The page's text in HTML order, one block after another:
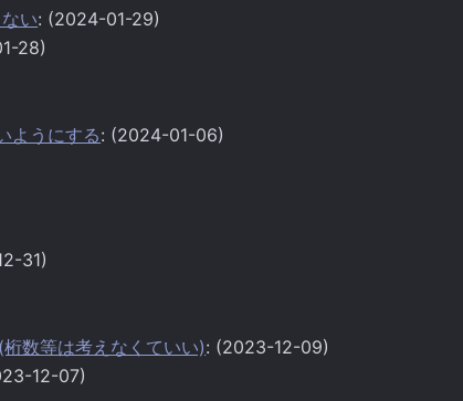
い: (2024-01-29)
28)
ようにする: (2024-01-06)
31)
数等は考えなくていい): (2023-12-09)
12-07)